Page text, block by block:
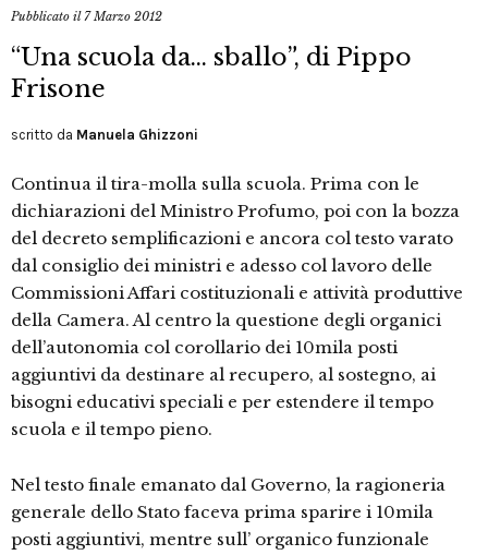
Pubblicato il7 Marzo 2012
“Una scuola da… sballo”, di Pippo
Frisone
scritto da Manuela Ghizzoni
Continua il tira-molla sulla scuola. Prima con le
dichiarazioni del Ministro Profumo, poi con la bozza
del decreto semplificazioni e ancora col testo varato
dal consiglio dei ministri e adesso col lavoro delle
Commissioni Affari costituzionali e attività produttive
della Camera. Al centro la questione degli organici
dell’autonomia col corollario dei 10mila posti
aggiuntivi da destinare al recupero, al sostegno, ai
bisogni educativi speciali e per estendere il tempo
scuola e il tempo pieno.
Nel testo finale emanato dal Governo, la ragioneria
generale dello Stato faceva prima sparire i 10mila
posti aggiuntivi, mentre sull’ organico funzionale